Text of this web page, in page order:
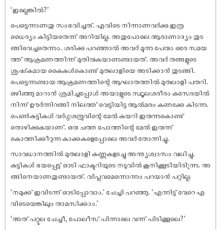
‘ഇല്ലെങ്കിൽ?’
പെട്ടെന്നാണതു സംഭവിച്ചത്. എവിടെ നിന്നാണവർക്കു ഇത്ര
ധൈര്യം കിട്ടിയതെന്ന് അറിയില്ല. അതുപോലെ ആരാണാദ്യം തുട
ങ്ങിവെച്ചതെന്നും. ശരിക്കു പറഞ്ഞാൽ അവർ മൂന്നു പേരും ഒരേ സമയ
ത്ത് ആക്രമണത്തിന്ന് മുതിരുകയാണുണ്ടായത്. അവർ തങ്ങളുടെ
ശുഷ്‌കമായ കൈകൾകൊണ്ട് മുതലാളിയെ അടിക്കാൻ തുടങ്ങി.
പെട്ടെന്നുണ്ടായ ആക്രമണത്തിന്റെ ആഘാതത്തിൽ മുതലാളി പതറി.
ഒഴിഞ്ഞു മാറാൻ ശ്രമിച്ചപ്പോൾ അയാളുടെ സ്ഥൂലശരീരം കസേരയിൽ
നിന്ന് ഊർന്നിറങ്ങി നിലത്ത് വെട്ടിയിട്ട ആൽമരം കണക്കേ കിടന്നു.
പെൺകുട്ടികൾ വർഗ്ഗശത്രുവിന്റെ മേൽ കയറി ഇരുന്നുകൊണ്ട്
തൊഴിക്കുകയാണ്. ഒരു ചത്ത പോത്തിന്റെ മേൽ ഇരുന്ന്
കൊത്തിക്കീറുന്ന കാക്കകളെപ്പോലെ അവർ തോന്നിച്ചു.
സാവധാനത്തിൽ മുതലാളി കണ്ണുകളടച്ചു അന്ത്യശ്വാസം വലിച്ചു.
കുട്ടികൾ ഭയപ്പെട്ട് ഓടി ഫാക്ടറിയുടെ നടുവിൽ കൂനിക്കൂടിയിരിുന്നു. അ
ങ്ങിനെയാണതുണ്ടായത്. വിപ്ലവമെന്നൊന്നും പറയാൻ പറ്റില്ല.
‘നമുക്ക് ഇവിടന്ന് ഓടിപ്പോവാം.’ ചേച്ചി പറഞ്ഞു. ‘എന്നിട്ട് വേറെ എ
വിടെയെങ്കിലും താമസിക്കാം.’
‘അത് പറ്റൂല ചേച്ചീ, പോലീസ് പിന്നാലെ വന്ന് പിടിക്കൂലെ?’